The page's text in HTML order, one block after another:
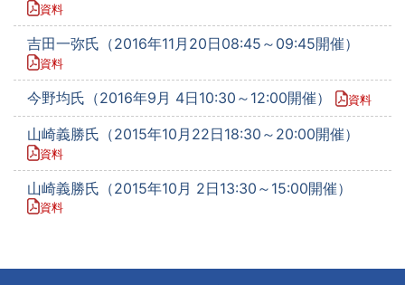
資料
吉田一弥氏（2016年11月20日08:45～09:45開催）
資料
今野均氏（2016年9月 4日10:30～12:00開催） 資料
山崎義勝氏（2015年10月22日18:30～20:00開催）
資料
山崎義勝氏（2015年10月 2日13:30～15:00開催）
資料